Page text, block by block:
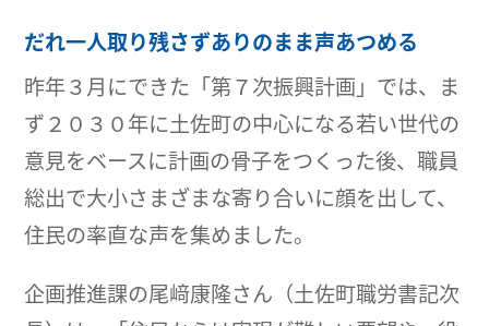
だれ一人取り残さずありのまま声あつめる
昨年３月にできた「第７次振興計画」では、ま
ず２０３０年に土佐町の中心になる若い世代の
意見をベースに計画の骨子をつくった後、職員
総出で大小さまざまな寄り合いに顔を出して、
住民の率直な声を集めました。
企画推進課の尾﨑康隆さん（土佐町職労書記次